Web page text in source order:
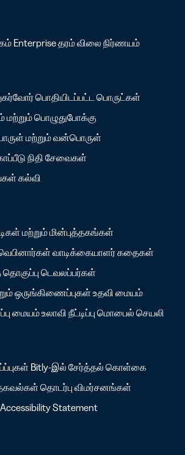
Enterprise தரம்விலை நிர்ணயம்
பொதியிடப்பட்ட பொருட்கள்
பொழுதுபோக்கு
மற்றும் வன்பொருள்
நிதி சேவைகள்
கல்வி
மற்றும் மின்புத்தகங்கள்
வாடிக்கையாளர் கதைகள்
தொகுப்பு டெவலப்பர்கள்
ஒருங்கிணைப்புகள் உதவி மையம்
மையம்உலாவி நீட்டிப்பு மொபைல் செயலி
Bitly-இல் சேர்த்தல் கொள்கை
தொடர்பு விமர்சனங்கள்
Accessibility Statement